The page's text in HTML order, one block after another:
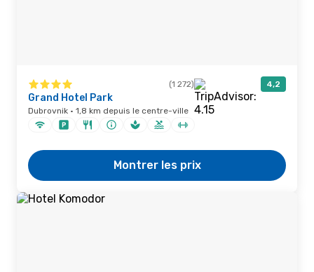
(1 272) 4,2
Grand Hotel Park
Dubrovnik · 1,8 km depuis le centre-ville
Montrer les prix